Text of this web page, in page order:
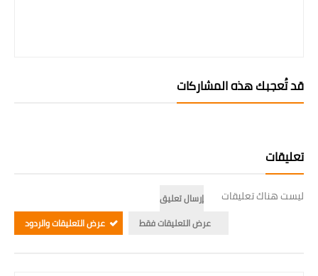
قد تُعجبك هذه المشاركات
تعليقات
ليست هناك تعليقات
إرسال تعليق
عرض التعليقات فقط
عرض التعليقات والردود